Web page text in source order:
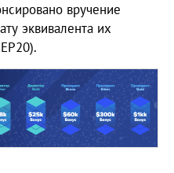
вручение
эквивалента их